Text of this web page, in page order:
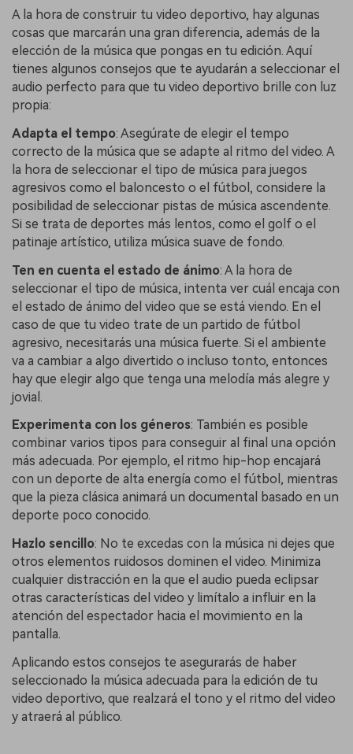
A la hora de construir tu video deportivo, hay algunas
cosas que marcarán una gran diferencia, además de la
elección de la música que pongas en tu edición. Aquí
tienes algunos consejos que te ayudarán a seleccionar el
audio perfecto para que tu video deportivo brille con luz
propia:
Adapta el tempo: Asegúrate de elegir el tempo
correcto de la música que se adapte al ritmo del video. A
la hora de seleccionar el tipo de música para juegos
agresivos como el baloncesto o el fútbol, considere la
posibilidad de seleccionar pistas de música ascendente.
Si se trata de deportes más lentos, como el golf o el
patinaje artístico, utiliza música suave de fondo.
Ten en cuenta el estado de ánimo: A la hora de
seleccionar el tipo de música, intenta ver cuál encaja con
el estado de ánimo del video que se está viendo. En el
caso de que tu video trate de un partido de fútbol
agresivo, necesitarás una música fuerte. Si el ambiente
va a cambiar a algo divertido o incluso tonto, entonces
hay que elegir algo que tenga una melodía más alegre y
jovial.
Experimenta con los géneros: También es posible
combinar varios tipos para conseguir al final una opción
más adecuada. Por ejemplo, el ritmo hip-hop encajará
con un deporte de alta energía como el fútbol, mientras
que la pieza clásica animará un documental basado en un
deporte poco conocido.
Hazlo sencillo: No te excedas con la música ni dejes que
otros elementos ruidosos dominen el video. Minimiza
cualquier distracción en la que el audio pueda eclipsar
otras características del video y limítalo a influir en la
atención del espectador hacia el movimiento en la
pantalla.
Aplicando estos consejos te asegurarás de haber
seleccionado la música adecuada para la edición de tu
video deportivo, que realzará el tono y el ritmo del video
y atraerá al público.